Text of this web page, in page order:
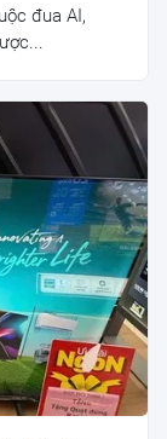
đua AI,